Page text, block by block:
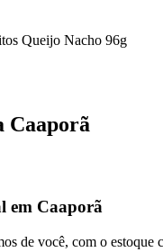
Queijo Nacho 96g
Caaporã
em Caaporã
de você, com o estoque